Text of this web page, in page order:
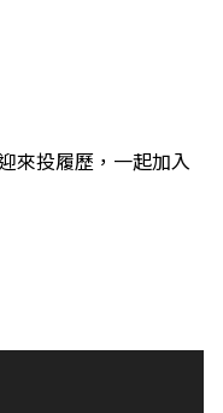
來投履歷，一起加入